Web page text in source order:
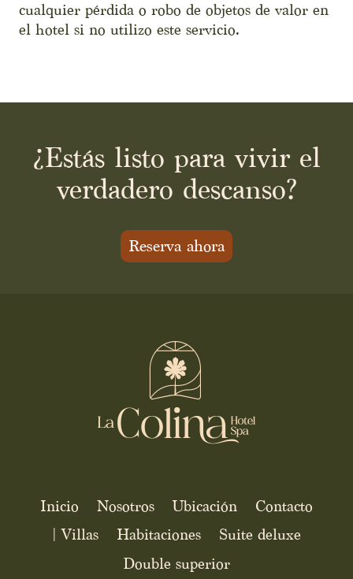
cualquier pérdida o robo de objetos de valor en
el hotel si no utilizo este servicio.
¿Estás listo para vivir el
verdadero descanso?
Reserva ahora
Inicio Nosotros Ubicación
Contacto
| Villas
Habitaciones
Suite deluxe
Double superior